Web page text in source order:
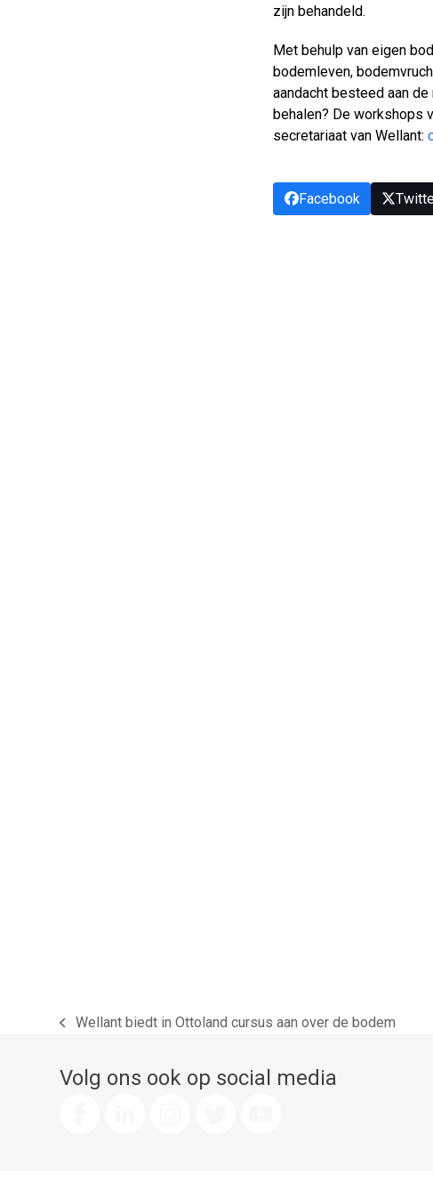
zijn behandeld.
Met behulp van eigen
bodemleven,
aandacht besteed aan
behalen? De workshops
secretariaat van Wellant:
Facebook
previous
Wellant biedt in Ottoland cursus aan over de bodem
Volg ons ook op social media